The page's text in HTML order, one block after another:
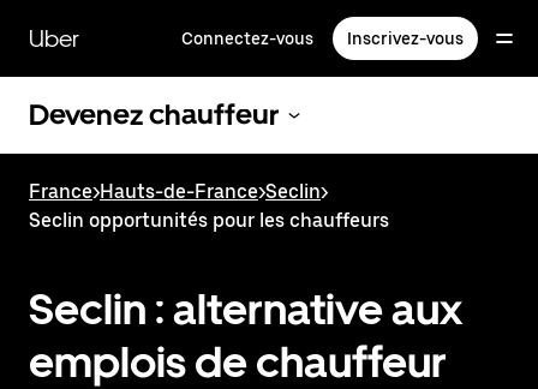
contenu
principal
Uber Connectez-vous Inscrivez-vous
Devenez chauffeur
France>Hauts-de-France>Seclin>
Seclin opportunités pour les chauffeurs
Seclin : alternative aux
emplois de chauffeur